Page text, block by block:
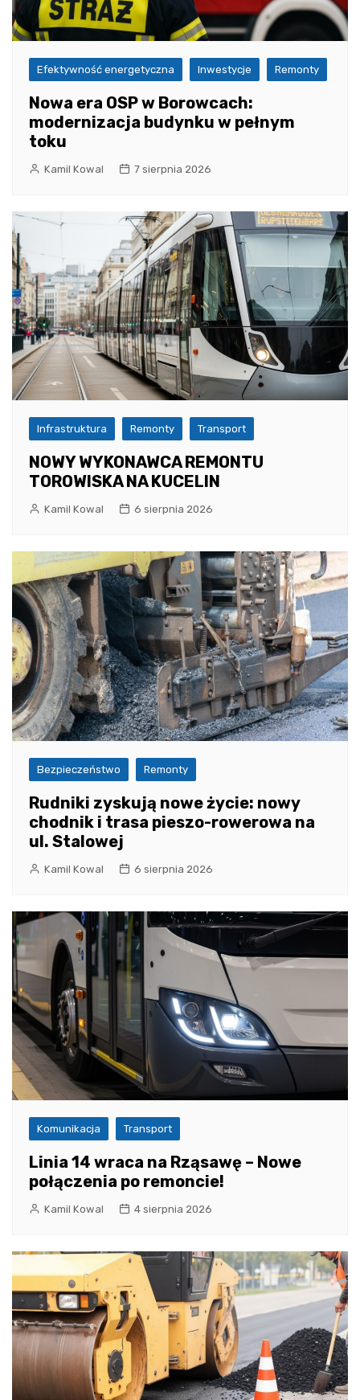
Efektywność energetyczna Inwestycje Remonty
Nowa era OSP w Borowcach:
modernizacja budynku w pełnym
toku
Kamil Kowal 7 sierpnia 2026
Infrastruktura Remonty Transport
NOWY WYKONAWCA REMONTU
TOROWISKA NA KUCELIN
Kamil Kowal 6 sierpnia 2026
Bezpieczeństwo Remonty
Rudniki zyskują nowe życie: nowy
chodnik i trasa pieszo-rowerowa na
ul. Stalowej
Kamil Kowal 6 sierpnia 2026
Komunikacja Transport
Linia 14 wraca na Rząsawę – Nowe
połączenia po remoncie!
Kamil Kowal 4 sierpnia 2026